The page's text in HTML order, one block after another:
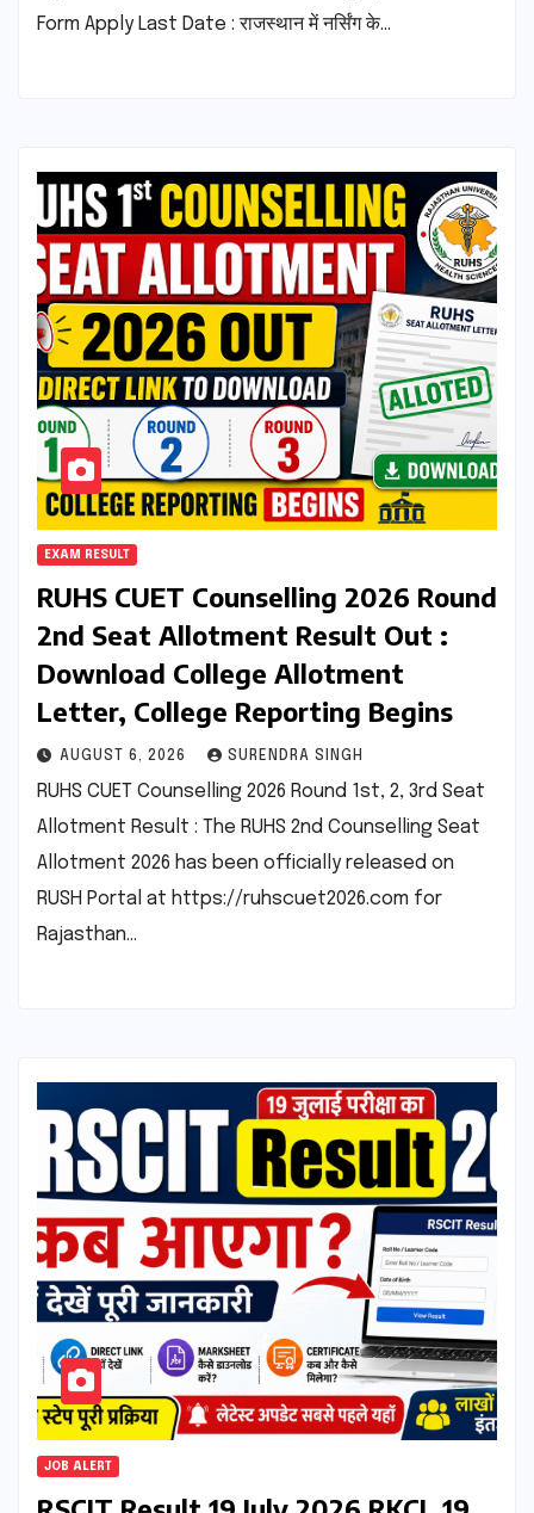
Form Apply Last Date : राजस्थान में नर्सिंग के…
EXAM RESULT
RUHS CUET Counselling 2026 Round
2nd Seat Allotment Result Out :
Download College Allotment
Letter, College Reporting Begins
AUGUST 6, 2026 SURENDRA SINGH
RUHS CUET Counselling 2026 Round 1st, 2, 3rd Seat
Allotment Result : The RUHS 2nd Counselling Seat
Allotment 2026 has been officially released on
RUSH Portal at https://ruhscuet2026.com for
Rajasthan…
JOB ALERT